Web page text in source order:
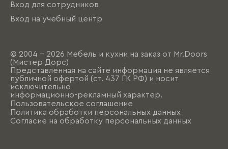
Вход для сотрудников
Вход на учебный центр
© 2004 - 2026 Мебель и кухни на заказ от Mr.Doors
(Мистер Дорс)
Представленная на сайте информация не является
публичной офертой (ст. 437 ГК РФ) и носит
исключительно
информационно-рекламный характер.
Пользовательское соглашение
Политика обработки персональных данных
Согласие на обработку персональных данных